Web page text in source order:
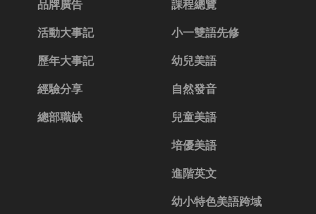
品牌廣告
活動大事記
歷年大事記
經驗分享
總部職缺
課程總覽
小一雙語先修
幼兒美語
自然發音
兒童美語
培優美語
進階英文
幼小特色美語跨域